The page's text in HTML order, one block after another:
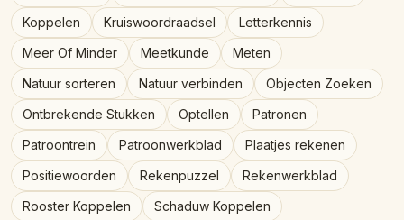
Inloggen
Registreren
Koppelen
Kruiswoordraadsel
Letterkennis
Meer Of Minder
Meetkunde
Meten
Natuur sorteren
Natuur verbinden
Objecten Zoeken
Ontbrekende Stukken
Optellen
Patronen
Patroontrein
Patroonwerkblad
Plaatjes rekenen
Positiewoorden
Rekenpuzzel
Rekenwerkblad
Rooster Koppelen
Schaduw Koppelen